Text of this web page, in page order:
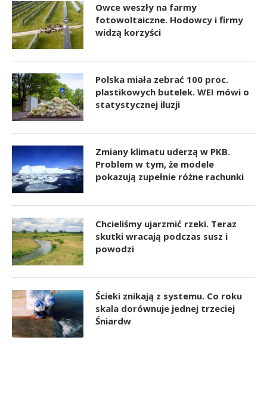
Owce weszły na farmy
fotowoltaiczne. Hodowcy i firmy
widzą korzyści
Polska miała zebrać 100 proc.
plastikowych butelek. WEI mówi o
statystycznej iluzji
Zmiany klimatu uderzą w PKB.
Problem w tym, że modele
pokazują zupełnie różne rachunki
Chcieliśmy ujarzmić rzeki. Teraz
skutki wracają podczas susz i
powodzi
Ścieki znikają z systemu. Co roku
skala dorównuje jednej trzeciej
Śniardw